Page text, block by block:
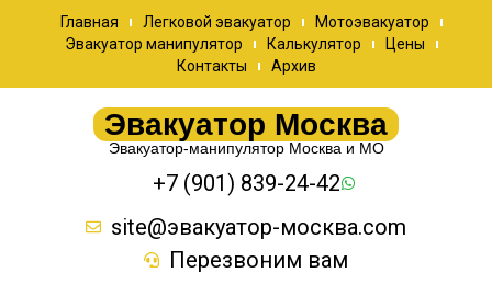
Главная Легковой эвакуатор
Мотоэвакуатор
Эвакуатор манипулятор
Калькулятор
Цены
Контакты
Архив
Эвакуатор Москва
Эвакуатор-манипулятор Москва и МО
+7 (901) 839-24-42
site@эвакуатор-москва.com
Перезвоним вам